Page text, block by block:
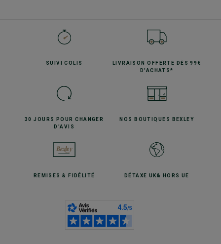
SUIVICOLIS LIVRAISON OFFERTE
DÈS 99€
D'ACHATS*
30 JOURS POURCHANGER
D'AVIS
NOS BOUTIQUES BEXLEY
REMISES& FIDÉLITÉ DÉTAXE UK& HORS UE